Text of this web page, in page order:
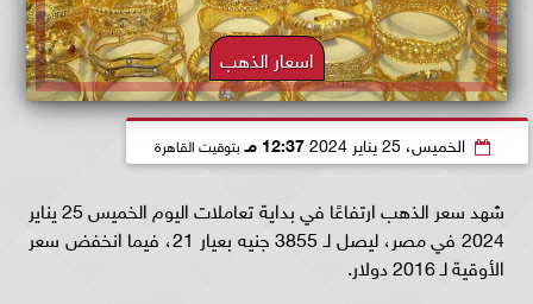
اسعار الذهب
الخميس، 25 يناير 2024 12:37 مـ بتوقيت القاهرة
شهد سعر الذهب ارتفاعًا في بداية تعاملات اليوم الخميس 25 يناير
2024 في مصر، ليصل لـ 3855 جنيه بعيار 21، فيما انخفض سعر
الأوقية لـ 2016 دولار.